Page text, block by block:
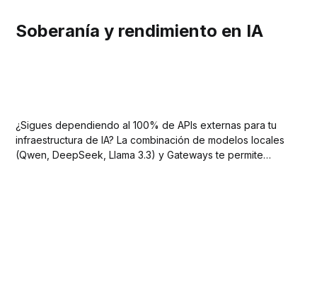
Soberanía y rendimiento en IA
¿Sigues dependiendo al 100% de APIs externas para tu
infraestructura de IA? La combinación de modelos locales
(Qwen, DeepSeek, Llama 3.3) y Gateways te permite